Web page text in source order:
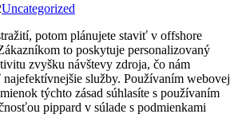
Uncategorized
potom plánujete staviť v offshore
to poskytuje personalizovaný
zvyšku návštevy zdroja, čo nám
služby. Používaním webovej
týchto zásad súhlasíte s používaním
pippard v súlade s podmienkami